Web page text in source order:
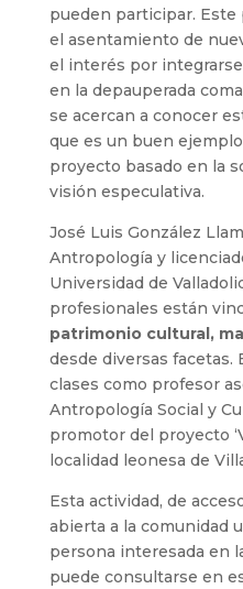
pueden participar.
el asentamiento de
el interés por
en la depauperada
se acercan a conocer
que es un buen
proyecto basado en la
visión especulativa.
José Luis González
Antropología y
Universidad de
profesionales están
patrimonio cultural,
desde diversas facetas.
clases como profesor
Antropología Social y
promotor del proyecto
localidad leonesa de
Esta actividad, de
abierta a la comunidad
persona interesada en
puede consultarse en